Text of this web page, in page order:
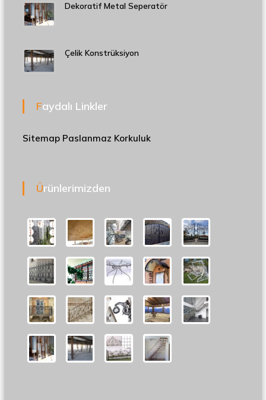
Dekoratif Metal Seperatör
Çelik Konstrüksiyon
Faydalı Linkler
Sitemap Paslanmaz Korkuluk
Ürünlerimizden